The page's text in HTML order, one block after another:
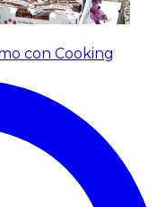
con Cooking